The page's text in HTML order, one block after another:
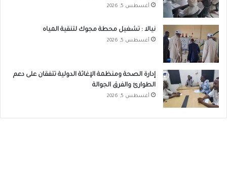
أغسطس 5, 2026
نيالا : تشغيل محطة مجوك لتنقية المياه
أغسطس 5, 2026
إدارة الصحة ومنظمة الإغاثة الدولية تتفقان على دعم
الطوارئ والفرق الجوالة
أغسطس 5, 2026